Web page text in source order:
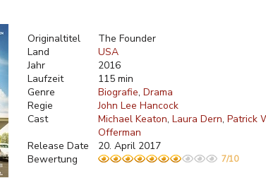
Originaltitel
The Founder
Land
USA
Jahr
2016
Laufzeit
115 min
Genre
Biografie Drama
Regie
John Lee Hancock
Cast
Michael Keaton Laura Dern Patrick
Offerman
Release Date
20. April 2017
Bewertung
7/10